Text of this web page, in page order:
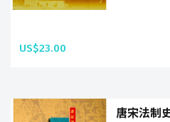
US$23.00
唐宋法制